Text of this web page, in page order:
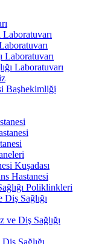
Laboratuvarı
Laboratuvarı
Laboratuvarı
Başhekimliği
Kuşadası
Hastanesi
Poliklinkleri
Sağlığı
ve Diş Sağlığı
Sağlığı